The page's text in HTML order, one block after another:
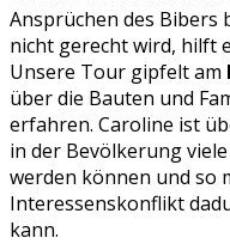
Ansprüchen des Bibers
nicht gerecht wird, hilft
Unsere Tour gipfelt am
über die Bauten und
erfahren. Caroline ist
in der Bevölkerung
werden können und so
Interessenskonflikt
kann.